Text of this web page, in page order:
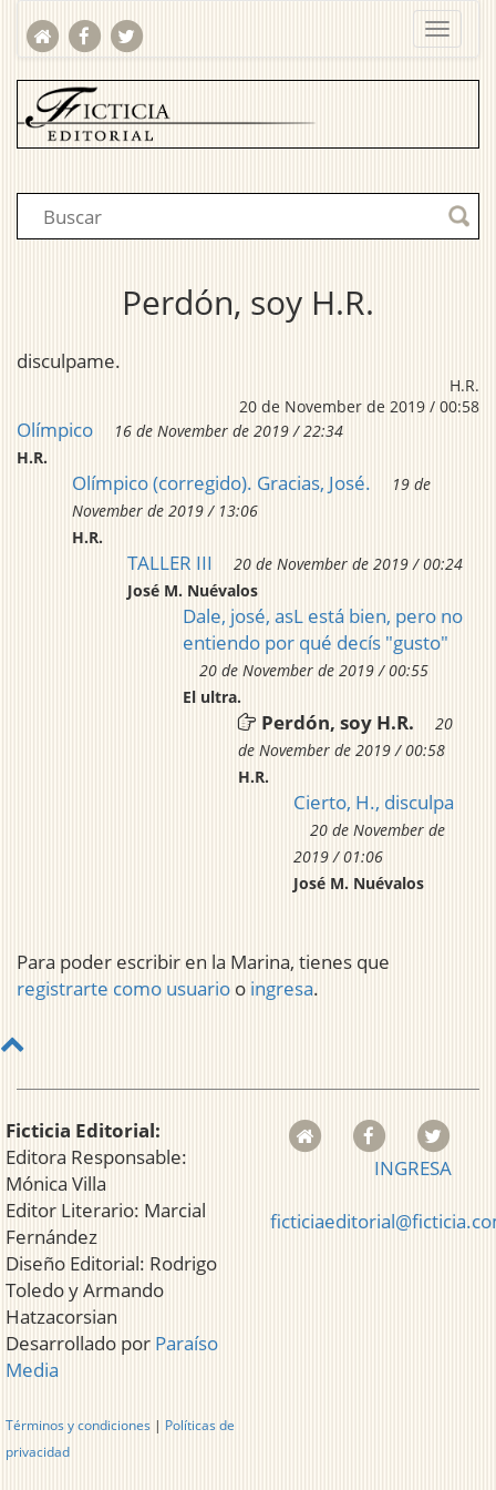
Perdón, soy H.R.
disculpame.
H.R.
20 de November de 2019 / 00:58
Olímpico
16 de November de 2019 / 22:34
H.R.
Olímpico (corregido). Gracias, José.
19 de
November de 2019 / 13:06
H.R.
TALLER III
20 de November de 2019 / 00:24
José M. Nuévalos
Dale, josé, asL está bien, pero no
entiendo por qué decís "gusto"
20 de November de 2019 / 00:55
El ultra.
Perdón, soy H.R.
20
de November de 2019 / 00:58
H.R.
Cierto, H., disculpa
20 de November de
2019 / 01:06
José M. Nuévalos
Para poder escribir en la Marina, tienes que
registrarte como usuario o ingresa.
Ficticia Editorial:
Editora Responsable:
Mónica Villa
Editor Literario: Marcial
Fernández
Diseño Editorial: Rodrigo
Toledo y Armando
Hatzacorsian
Desarrollado por Paraíso
Media
Términos y condiciones | Políticas de
privacidad
INGRESA